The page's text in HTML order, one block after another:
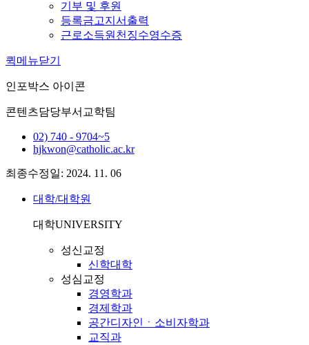
기부 및 후원
등록금고지서출력
근로소득원천징수영수증
퀵메뉴닫기
인포박스 아이콘
콘텐츠담당부서 교학팀
02) 740 - 9704~5
hjkwon@catholic.ac.kr
최종수정일: 2024. 11. 06
대학/대학원
대학UNIVERSITY
성신교정
신학대학
성심교정
경영학과
경제학과
공간디자인ㆍ소비자학과
교직과